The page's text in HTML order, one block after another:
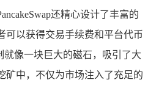
还精心设计了丰富的
可以获得交易手续费和平台代币
像一块巨大的磁石，吸引了大
矿中，不仅为市场注入了充足的